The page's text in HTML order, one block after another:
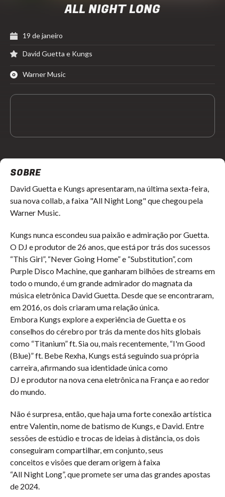
ALL NIGHT LONG
19 de janeiro
David Guetta e Kungs
Warner Music
SOBRE
David Guetta e Kungs apresentaram, na última sexta-feira,
sua nova collab, a faixa "All Night Long" que chegou pela
Warner Music.
Kungs nunca escondeu sua paixão e admiração por Guetta.
O DJ e produtor de 26 anos, que está por trás dos sucessos
“This Girl”, “Never Going Home” e “Substitution”, com
Purple Disco Machine, que ganharam bilhões de streams em
todo o mundo, é um grande admirador do magnata da
música eletrônica David Guetta. Desde que se encontraram,
em 2016, os dois criaram uma relação única.
Embora Kungs explore a experiência de Guetta e os
conselhos do cérebro por trás da mente dos hits globais
como “Titanium” ft. Sia ou, mais recentemente, “I'm Good
(Blue)” ft. Bebe Rexha, Kungs está seguindo sua própria
carreira, afirmando sua identidade única como
DJ e produtor na nova cena eletrônica na França e ao redor
do mundo.
Não é surpresa, então, que haja uma forte conexão artística
entre Valentin, nome de batismo de Kungs, e David. Entre
sessões de estúdio e trocas de ideias à distância, os dois
conseguiram compartilhar, em conjunto, seus
conceitos e visões que deram origem à faixa
“All Night Long”, que promete ser uma das grandes apostas
de 2024.